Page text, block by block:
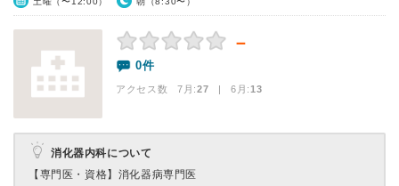
－
0件
アクセス数 7月:27 | 6月:13
消化器内科について
【専門医・資格】 消化器病専門医